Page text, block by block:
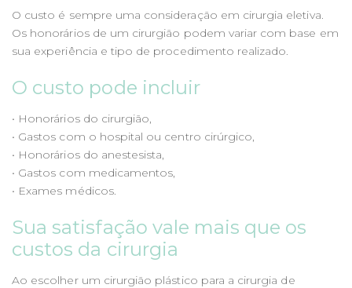
O custo é sempre uma consideração em cirurgia eletiva.
Os honorários de um cirurgião podem variar com base em
sua experiência e tipo de procedimento realizado.
O custo pode incluir
• Honorários do cirurgião,
• Gastos com o hospital ou centro cirúrgico,
• Honorários do anestesista,
• Gastos com medicamentos,
• Exames médicos.
Sua satisfação vale mais que os
custos da cirurgia
Ao escolher um cirurgião plástico para a cirurgia de